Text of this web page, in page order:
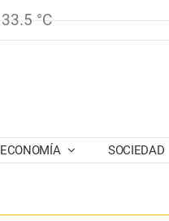
33.5 °C
ECONOMÍA SOCIEDAD